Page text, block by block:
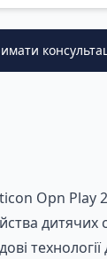
Opn Play
дитячих